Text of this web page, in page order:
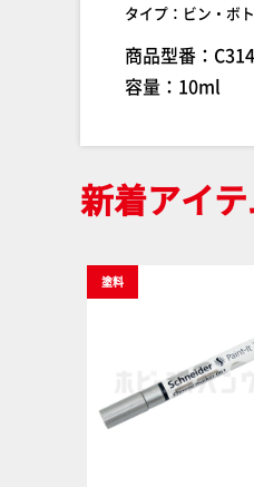
タイプ：ビン・ボ
商品型番：C314
容量：10ml
新着アイ
塗料